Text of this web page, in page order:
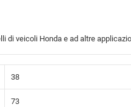
di veicoli Honda e ad altre
38
73